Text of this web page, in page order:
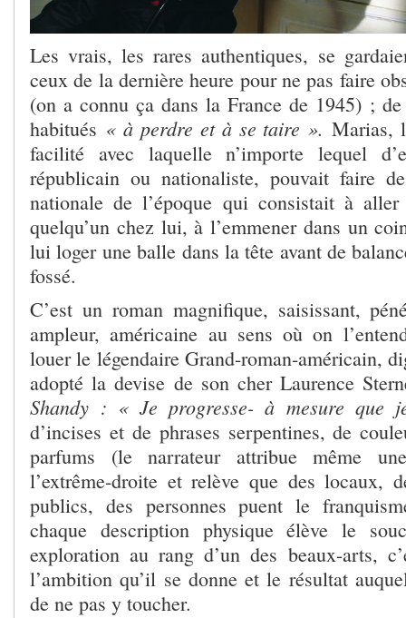
Les vrais, les rares authentiques, se
ceux de la dernière heure pour ne pas faire
(on a connu ça dans la France de 1945) ;
habitués « à perdre et à se taire ». Marias,
facilité avec laquelle n’importe lequel
républicain ou nationaliste, pouvait faire
nationale de l’époque qui consistait à
quelqu’un chez lui, à l’emmener dans un
lui loger une balle dans la tête avant de
fossé.
C’est un roman magnifique, saisissant,
ampleur, américaine au sens où on
louer le légendaire Grand-roman-américain,
adopté la devise de son cher Laurence
Shandy : « Je progresse- à mesure que
d’incises et de phrases serpentines, de
parfums (le narrateur attribue même
l’extrême-droite et relève que des locaux,
publics, des personnes puent le
chaque description physique élève le
exploration au rang d’un des beaux-arts,
l’ambition qu’il se donne et le résultat
de ne pas y toucher.